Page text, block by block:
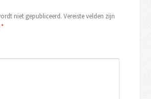
niet gepubliceerd. Vereiste velden zijn
*